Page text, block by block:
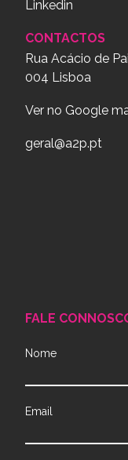
Linkedin
CONTACTOS
Rua Acácio de
004 Lisboa
Ver no Google
geral@a2p.pt
FALE
Nome
Email